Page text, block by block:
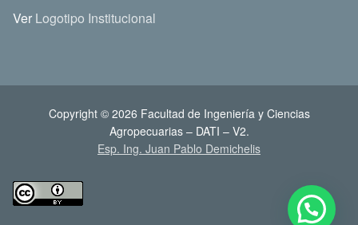
Ver Logotipo Institucional
Copyright © 2026 Facultad de Ingeniería y Ciencias
Agropecuarias – DATI – V2.
Esp. Ing. Juan Pablo Demichelis